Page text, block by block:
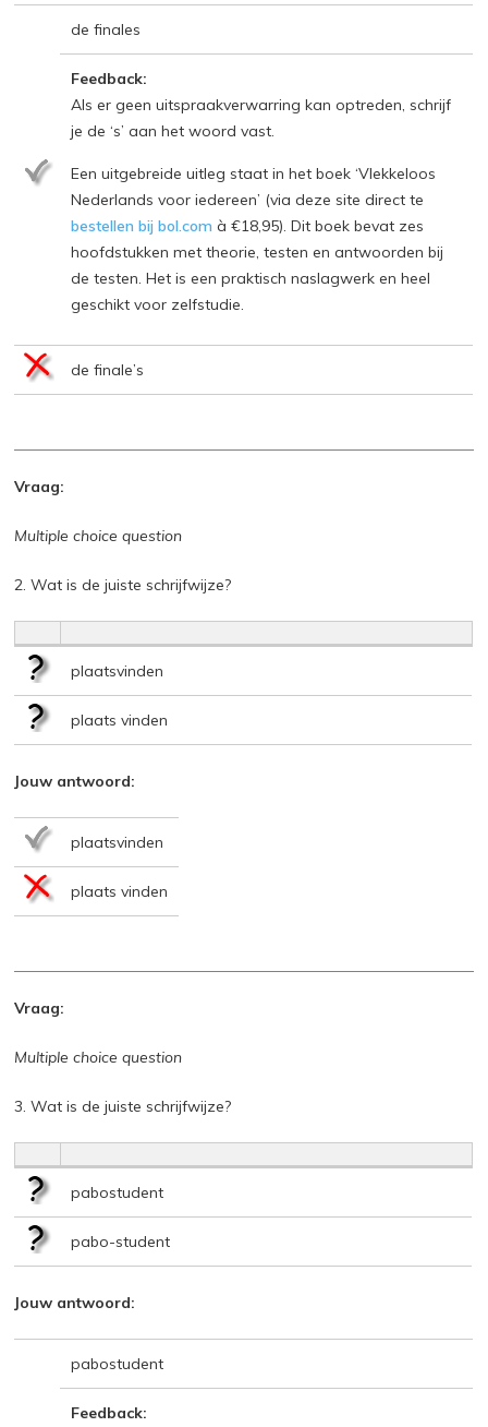
de finales
Feedback:
Als er geen uitspraakverwarring kan optreden, schrijf
je de ‘s’ aan het woord vast.
Een uitgebreide uitleg staat in het boek ‘Vlekkeloos
Nederlands voor iedereen’ (via deze site direct te
bestellen bij bol.com à €18,95). Dit boek bevat zes
hoofdstukken met theorie, testen en antwoorden bij
de testen. Het is een praktisch naslagwerk en heel
geschikt voor zelfstudie.
de finale’s
Vraag:
Multiple choice question
2. Wat is de juiste schrijfwijze?
plaatsvinden
plaats vinden
Jouw antwoord:
plaatsvinden
plaats vinden
Vraag:
Multiple choice question
3. Wat is de juiste schrijfwijze?
pabostudent
pabo-student
Jouw antwoord:
pabostudent
Feedback: